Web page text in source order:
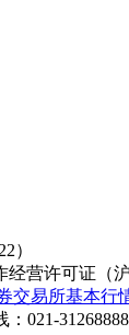
）
经营许可证（
交易所基本行
021-31268888